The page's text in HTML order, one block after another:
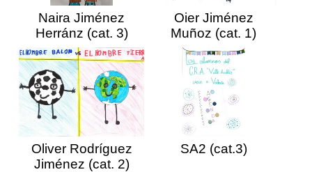
Naira Jiménez
Herránz (cat. 3)
Oier Jiménez
Muñoz (cat. 1)
Oliver Rodríguez
Jiménez (cat. 2)
SA2 (cat.3)